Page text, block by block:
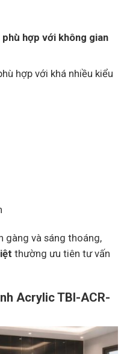
hợp với không gian
hợp với khá nhiều kiểu
gàng và sáng thoáng,
thường ưu tiên tư vấn
Acrylic TBI-ACR-